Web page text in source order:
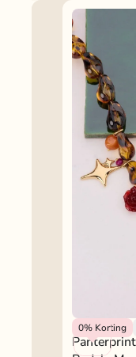
0% Korting
My Jewellery